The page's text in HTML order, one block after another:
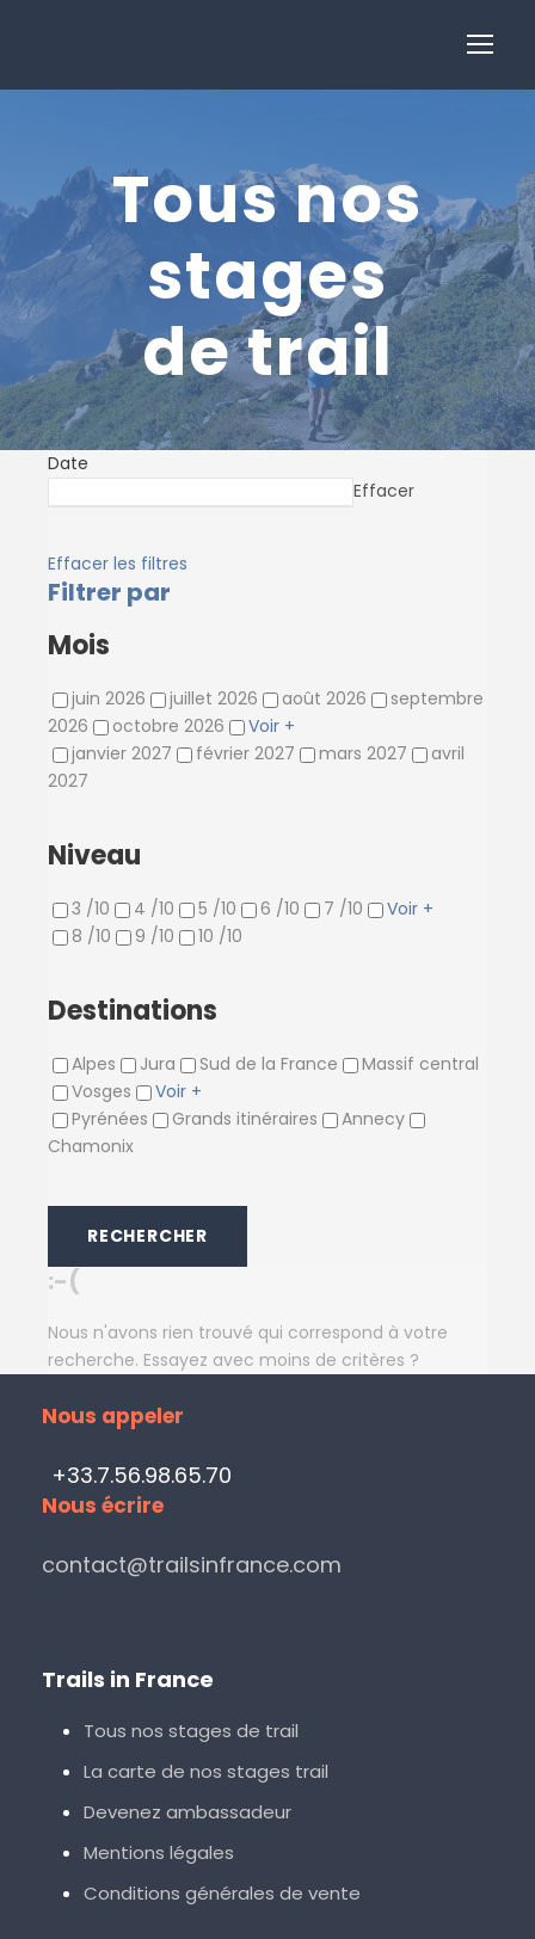
Tous nos
stages
de trail
Date
Effacer
Effacer les filtres
Filtrer par
Mois
juin 2026 juillet 2026 août 2026
septembre
2026
octobre 2026
Voir +
janvier 2027
février 2027 mars 2027
avril
2027
Niveau
3 /10 4 /10 5 /10 6 /10 7 /10
Voir +
8 /10
9 /10 10 /10
Destinations
Alpes Jura Sud de la France
Massif central
Vosges
Voir +
Pyrénées
Grands itinéraires
Annecy
Chamonix
:-(
Nous n'avons rien trouvé qui correspond à votre
recherche. Essayez avec moins de critères ?
Nous appeler
+33.7.56.98.65.70
Nous écrire
contact@trailsinfrance.com
Trails in France
Tous nos stages de trail
La carte de nos stages trail
Devenez ambassadeur
Mentions légales
Conditions générales de vente